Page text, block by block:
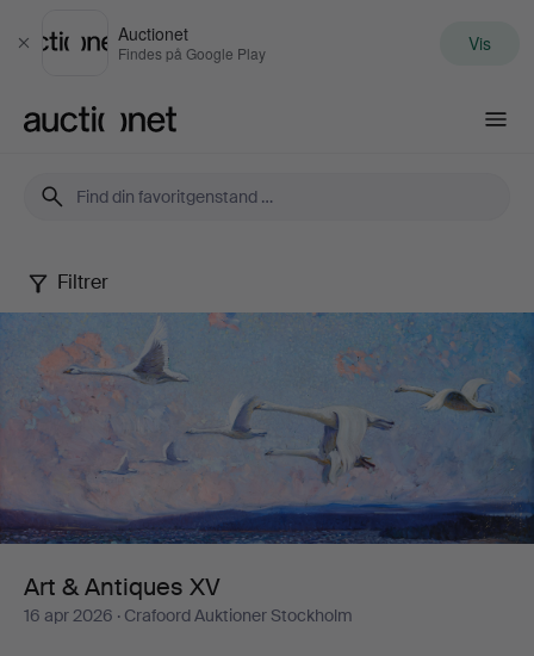
Luk
Auctionet
Findes på Google Play Vis
Art
Antiques
Filtrer
Art & Antiques XV
16 apr 2026 · Crafoord Auktioner Stockholm